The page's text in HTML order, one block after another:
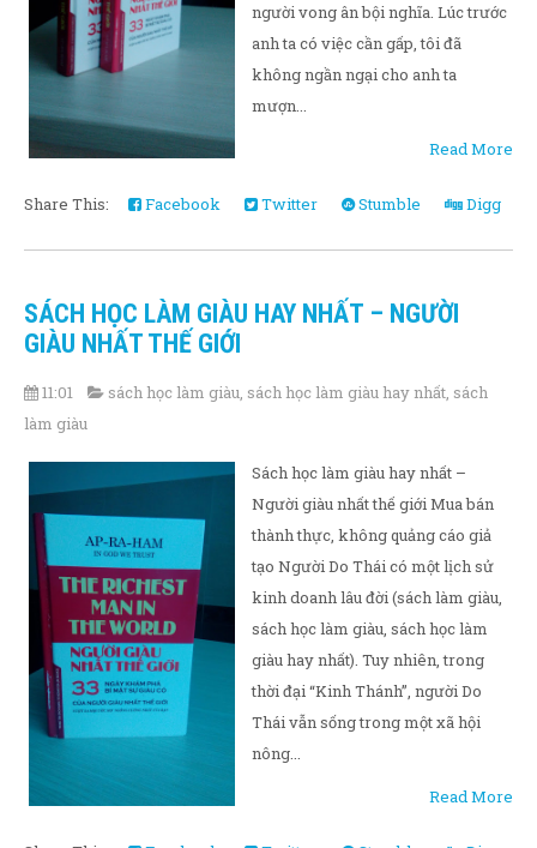
người vong ân bội nghĩa. Lúc trước
anh ta có việc cần gấp, tôi đã
không ngần ngại cho anh ta
mượn...
Read More
Share This: Facebook Twitter Stumble Digg
SÁCH HỌC LÀM GIÀU HAY NHẤT – NGƯỜI
GIÀU NHẤT THẾ GIỚI
11:01 sách học làm giàu, sách học làm giàu hay nhất, sách
làm giàu
Sách học làm giàu hay nhất –
Người giàu nhất thế giới Mua bán
thành thực, không quảng cáo giả
tạo Người Do Thái có một lịch sử
kinh doanh lâu đời (sách làm giàu,
sách học làm giàu, sách học làm
giàu hay nhất). Tuy nhiên, trong
thời đại “Kinh Thánh”, người Do
Thái vẫn sống trong một xã hội
nông...
Read More